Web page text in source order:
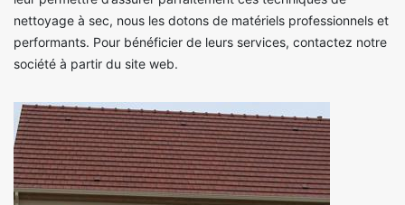
nettoyage à sec, nous les dotons de matériels professionnels et
performants. Pour bénéficier de leurs services, contactez notre
société à partir du site web.